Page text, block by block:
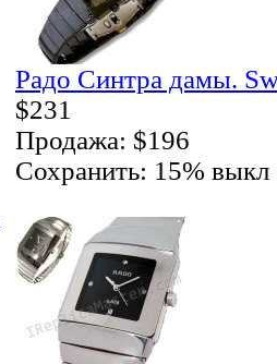
Радо Синтра дамы.
$231
Продажа: $196
Сохранить: 15% выкл